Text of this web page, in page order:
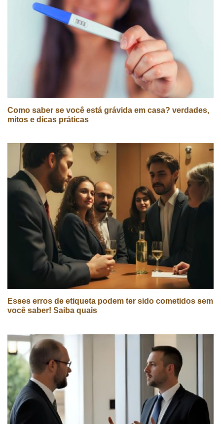
Como saber se você está grávida em casa? verdades,
mitos e dicas práticas
Esses erros de etiqueta podem ter sido cometidos sem
você saber! Saiba quais